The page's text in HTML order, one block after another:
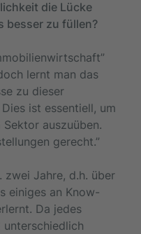
die Lücke
besser zu füllen?
lernt man das
zu dieser
ist essentiell, um
auszuüben.
gerecht.”
zwei Jahre, d.h. über
einiges an Know-
Da jedes
unterschiedlich